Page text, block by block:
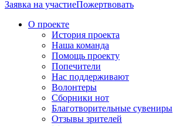
Заявка на участиеПожертвовать
О проекте
История проекта
Наша команда
Помощь проекту
Попечители
Нас поддерживают
Волонтеры
Сборники нот
Благотворительные сувениры
Отзывы зрителей